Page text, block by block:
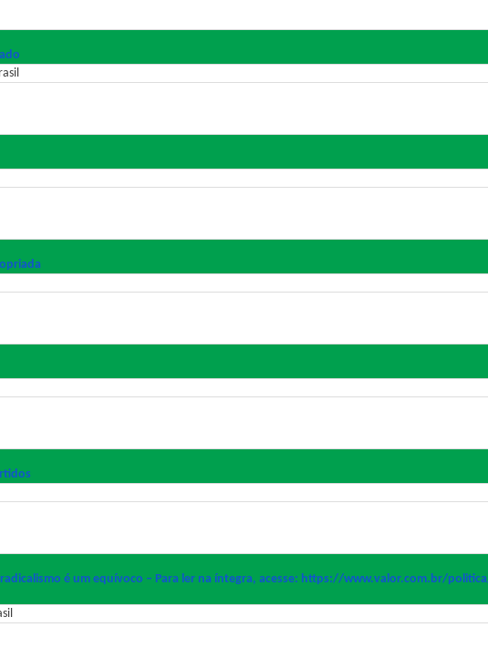
é um equívoco – Para ler na íntegra, acesse: https://www.valor.com.br/